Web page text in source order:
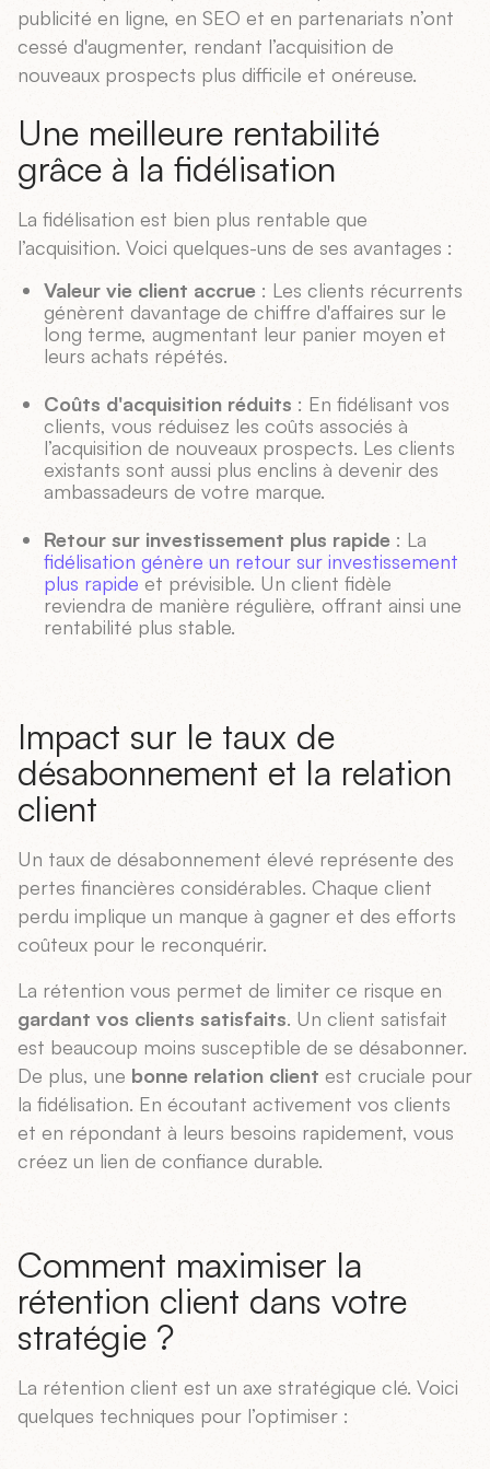
publicité en ligne, en SEO et en partenariats n’ont
cessé d'augmenter, rendant l’acquisition de
nouveaux prospects plus difficile et onéreuse.
Une meilleure rentabilité
grâce à la fidélisation
La fidélisation est bien plus rentable que
l’acquisition. Voici quelques-uns de ses avantages :
Valeur vie client accrue : Les clients récurrents
génèrent davantage de chiffre d'affaires sur le
long terme, augmentant leur panier moyen et
leurs achats répétés.
Coûts d'acquisition réduits : En fidélisant vos
clients, vous réduisez les coûts associés à
l’acquisition de nouveaux prospects. Les clients
existants sont aussi plus enclins à devenir des
ambassadeurs de votre marque.
Retour sur investissement plus rapide : La
fidélisation génère un retour sur investissement
plus rapide et prévisible. Un client fidèle
reviendra de manière régulière, offrant ainsi une
rentabilité plus stable.
Impact sur le taux de
désabonnement et la relation
client
Un taux de désabonnement élevé représente des
pertes financières considérables. Chaque client
perdu implique un manque à gagner et des efforts
coûteux pour le reconquérir.
La rétention vous permet de limiter ce risque en
gardant vos clients satisfaits. Un client satisfait
est beaucoup moins susceptible de se désabonner.
De plus, une bonne relation client est cruciale pour
la fidélisation. En écoutant activement vos clients
et en répondant à leurs besoins rapidement, vous
créez un lien de confiance durable.
Comment maximiser la
rétention client dans votre
stratégie ?
La rétention client est un axe stratégique clé. Voici
quelques techniques pour l’optimiser :